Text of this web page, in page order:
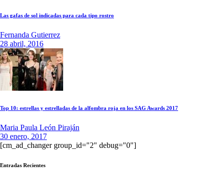
Las gafas de sol indicadas para cada tipo rostro
Fernanda Gutierrez
28 abril, 2016
Top 10: estrellas y estrelladas de la alfombra roja en los SAG Awards 2017
Maria Paula León Piraján
30 enero, 2017
[cm_ad_changer group_id="2" debug="0"]
Entradas Recientes